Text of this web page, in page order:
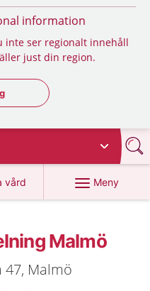
information
inte ser regionalt innehåll
just din region.
regionsväljaren
vård
1177.se
Meny
Malmö
47, Malmö